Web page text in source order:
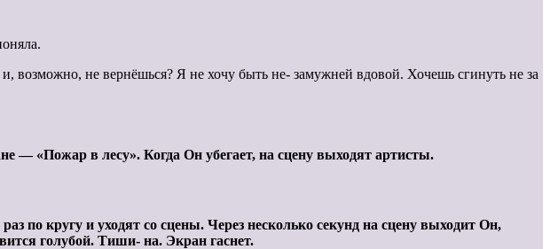
возможно, не вернёшься? Я не хочу быть не- замужней вдовой. Хочешь сгинуть не за
— «Пожар в лесу». Когда Он убегает, на сцену выходят артисты.
по кругу и уходят со сцены. Через несколько секунд на сцену выходит Он,
голубой. Тиши- на. Экран гаснет.